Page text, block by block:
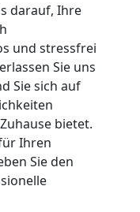
darauf, Ihre
und stressfrei
Sie uns
Sie sich auf
bietet.
Ihren
Sie den